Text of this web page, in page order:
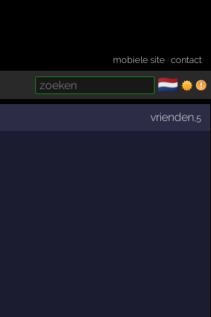
mobiele site ·contact
🇳🇱
vrienden ,5